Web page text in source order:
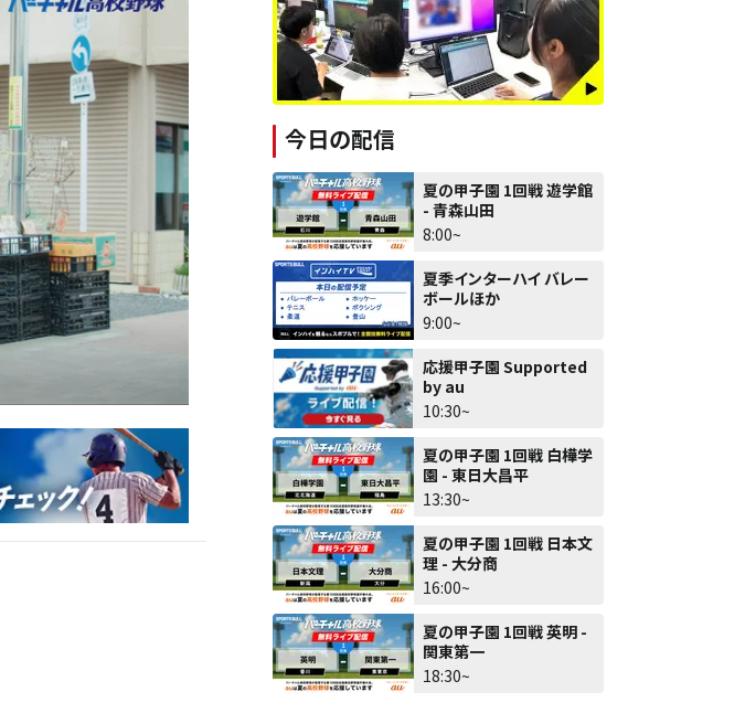
今日の配信
夏の甲子園 1回戦 遊学館
- 青森山田
8:00~
夏季インターハイ バレー
ボールほか
9:00~
応援甲子園 Supported
by au
10:30~
夏の甲子園 1回戦 白樺学
園 - 東日大昌平
13:30~
夏の甲子園 1回戦 日本文
理 - 大分商
16:00~
夏の甲子園 1回戦 英明 -
関東第一
18:30~